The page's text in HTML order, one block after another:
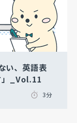
い、英語表
_Vol.11
3分